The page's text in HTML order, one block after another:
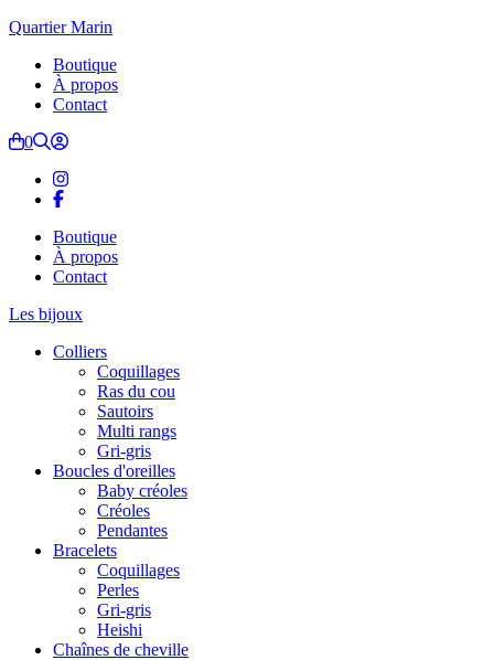
Quartier Marin
Boutique
À propos
Contact
0
Boutique
À propos
Contact
Les bijoux
Colliers
Coquillages
Ras du cou
Sautoirs
Multi rangs
Gri-gris
Boucles d'oreilles
Baby créoles
Créoles
Pendantes
Bracelets
Coquillages
Perles
Gri-gris
Heishi
Chaînes de cheville